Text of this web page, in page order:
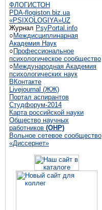
ФЛОГИСТОН
PDA-flogiston.biz.ua
«PSIXOLOGIYA»UZ
Журнал PsyPortal.info
○ Междисциплинарная
Академия Наук
○ Профессиональное
психологическое сообщество
○ Международная Академия
психологических наук
ВКонтакте
Livejournal (ЖЖ)
Портал аспирантов
Студфорум-2014
Карта российской науки
Общество научных
работников (ОНР)
Вольное сетевое сообщество
«Диссернет»